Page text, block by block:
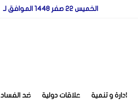
الخميس 22 صفر 1448 الموافق لـ 6 أغسطس 2026
ادارة و تنمية علاقات دولية ضد الفساد